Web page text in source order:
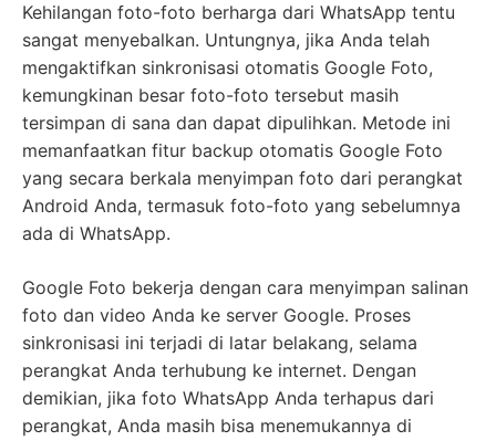
Kehilangan foto-foto berharga dari WhatsApp tentu
sangat menyebalkan. Untungnya, jika Anda telah
mengaktifkan sinkronisasi otomatis Google Foto,
kemungkinan besar foto-foto tersebut masih
tersimpan di sana dan dapat dipulihkan. Metode ini
memanfaatkan fitur backup otomatis Google Foto
yang secara berkala menyimpan foto dari perangkat
Android Anda, termasuk foto-foto yang sebelumnya
ada di WhatsApp.
Google Foto bekerja dengan cara menyimpan salinan
foto dan video Anda ke server Google. Proses
sinkronisasi ini terjadi di latar belakang, selama
perangkat Anda terhubung ke internet. Dengan
demikian, jika foto WhatsApp Anda terhapus dari
perangkat, Anda masih bisa menemukannya di